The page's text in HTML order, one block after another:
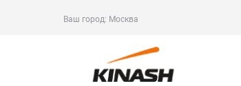
Ваш город: Москва